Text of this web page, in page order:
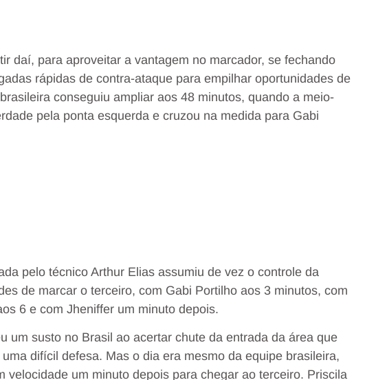
daí, para aproveitar a vantagem no marcador, se fechando
rápidas de contra-ataque para empilhar oportunidades de
conseguiu ampliar aos 48 minutos, quando a meio-
pela ponta esquerda e cruzou na medida para Gabi
pelo técnico Arthur Elias assumiu de vez o controle da
de marcar o terceiro, com Gabi Portilho aos 3 minutos, com
6 e com Jheniffer um minuto depois.
um susto no Brasil ao acertar chute da entrada da área que
difícil defesa. Mas o dia era mesmo da equipe brasileira,
velocidade um minuto depois para chegar ao terceiro. Priscila